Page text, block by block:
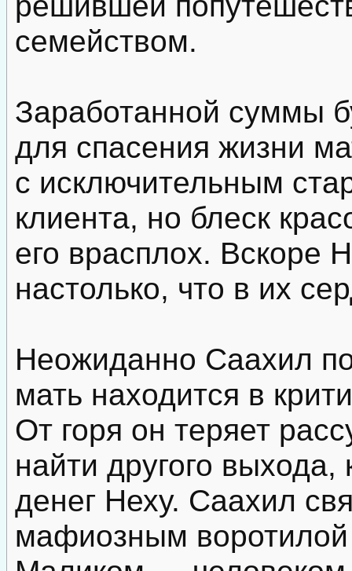
семейством.
Заработанной суммы
для спасения жизни
с исключительным
клиента, но блеск
его врасплох. Вскоре
настолько, что в их
Неожиданно Саахил
мать находится в
От горя он теряет
найти другого
денег Неху. Саахил
мафиозным